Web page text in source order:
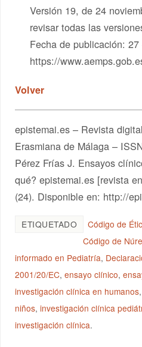
Versión 19, de 24
revisar todas las
Fecha de publicación:
https://
Volver
epistemai.es – Revista
Erasmiana de Málaga –
Pérez Frías J. Ensayos
qué? epistemai.es [revista
(24). Disponible en: http://
ETIQUETADO Código de
Código de
informado en Pediatría,
2001/20/EC,ensayo clínico,
investigación clínica en humanos
niños,investigación clínica
investigación clínica.